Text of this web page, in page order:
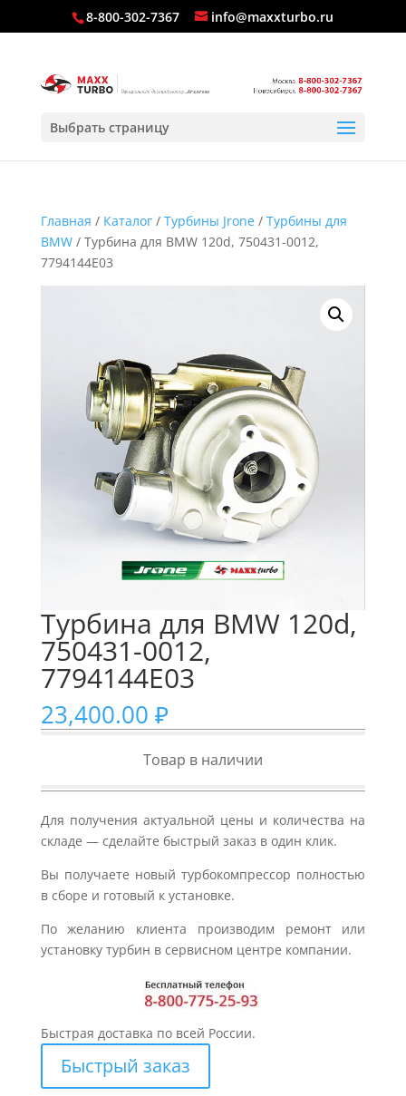
8-800-302-7367 info@maxxturbo.ru
Выбрать страницу
Главная / Каталог/ Турбины Jrone/ Турбины для
BMW/ Турбина для BMW 120d, 750431-0012,
7794144E03
Турбина для BMW 120d,
750431-0012,
7794144E03
23,400.00 ₽
Товар в наличии
Для получения актуальной цены и количества на
складе — сделайте быстрый заказ в один клик.
Вы получаете новый турбокомпрессор полностью
в сборе и готовый к установке.
По желанию клиента производим ремонт или
установку турбин в сервисном центре компании.
Быстрая доставка по всей России.
Быстрый заказ